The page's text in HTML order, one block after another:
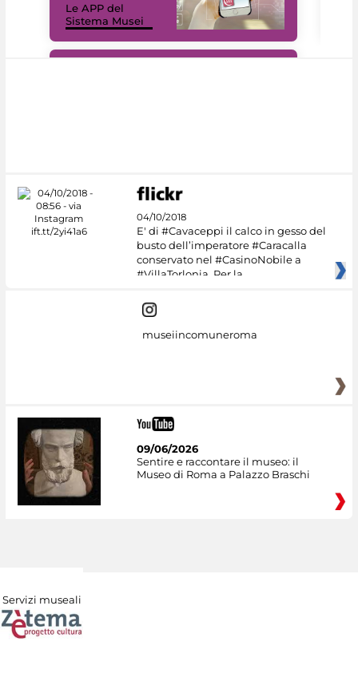
Le APP del
Sistema Musei
04/10/2018
E' di #Cavaceppi il calco in gesso del
busto dell’imperatore #Caracalla
conservato nel #CasinoNobile a
#VillaTorlonia. Per la
museiincomuneroma
09/06/2026
Sentire e raccontare il museo: il
Museo di Roma a Palazzo Braschi
Servizi museali